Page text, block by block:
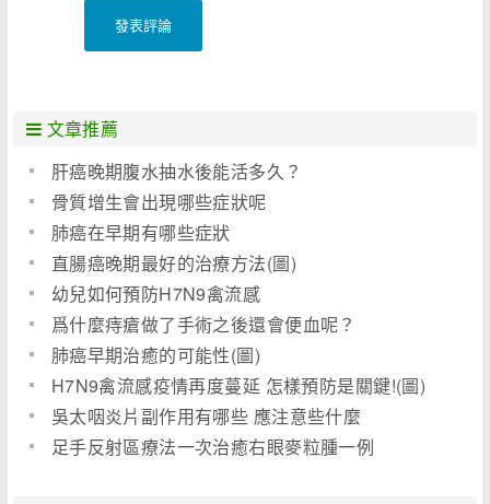
發表評論
文章推薦
肝癌晚期腹水抽水後能活多久？
骨質增生會出現哪些症狀呢
肺癌在早期有哪些症狀
直腸癌晚期最好的治療方法(圖)
幼兒如何預防H7N9禽流感
爲什麼痔瘡做了手術之後還會便血呢？
肺癌早期治癒的可能性(圖)
H7N9禽流感疫情再度蔓延 怎樣預防是關鍵!(圖)
吳太咽炎片副作用有哪些 應注意些什麼
足手反射區療法一次治癒右眼麥粒腫一例